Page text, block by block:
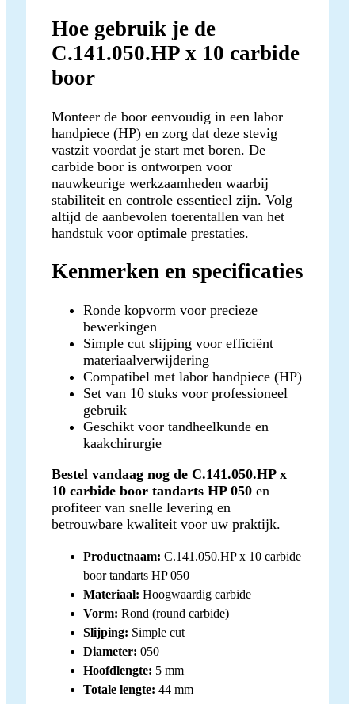
Hoe gebruik je de
C.141.050.HP x 10 carbide
boor
Monteer de boor eenvoudig in een labor
handpiece (HP) en zorg dat deze stevig
vastzit voordat je start met boren. De
carbide boor is ontworpen voor
nauwkeurige werkzaamheden waarbij
stabiliteit en controle essentieel zijn. Volg
altijd de aanbevolen toerentallen van het
handstuk voor optimale prestaties.
Kenmerken en specificaties
Ronde kopvorm voor precieze
bewerkingen
Simple cut slijping voor efficiënt
materiaalverwijdering
Compatibel met labor handpiece (HP)
Set van 10 stuks voor professioneel
gebruik
Geschikt voor tandheelkunde en
kaakchirurgie
Bestel vandaag nog de C.141.050.HP x
10 carbide boor tandarts HP 050 en
profiteer van snelle levering en
betrouwbare kwaliteit voor uw praktijk.
Productnaam: C.141.050.HP x 10 carbide
boor tandarts HP 050
Materiaal: Hoogwaardig carbide
Vorm: Rond (round carbide)
Slijping: Simple cut
Diameter: 050
Hoofdlengte: 5 mm
Totale lengte: 44 mm